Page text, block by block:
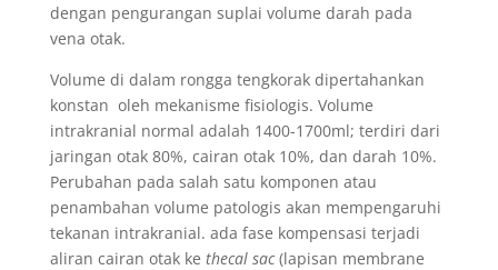
dengan pengurangan suplai volume darah pada
vena otak.
Volume di dalam rongga tengkorak dipertahankan
konstan oleh mekanisme fisiologis. Volume
intrakranial normal adalah 1400-1700ml; terdiri dari
jaringan otak 80%, cairan otak 10%, dan darah 10%.
Perubahan pada salah satu komponen atau
penambahan volume patologis akan mempengaruhi
tekanan intrakranial. ada fase kompensasi terjadi
aliran cairan otak ke thecal sac(lapisan membrane